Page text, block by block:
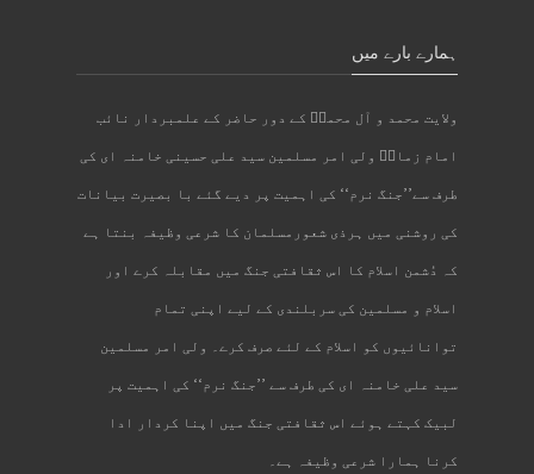
ہمارے بارے میں
ولایت محمد و آل محمدؐ کے دور حاضر کے علمبردار نائب
امام زمانؑ ولی امر مسلمین سید علی حسینی خامنہ ای کی
طرف سے’’جنگ نرم‘‘ کی اہمیت پر دیے گئے با بصیرت بیانات
کی روشنی میں ہرذی شعورمسلمان کا شرعی وظیفہ بنتا ہے
کہ دُشمن اسلام کا اس ثقافتی جنگ میں مقابلہ کرے اور
اسلام و مسلمین کی سربلندی کے لیے اپنی تمام
توانائیوں کو اسلام کے لئے صرف کرے۔ ولی امر مسلمین
سید علی خامنہ ای کی طرف سے ’’جنگ نرم‘‘ کی اہمیت پر
لبیک کہتے ہوئے اس ثقافتی جنگ میں اپنا کردار ادا
کرنا ہمارا شرعی وظیفہ ہے۔